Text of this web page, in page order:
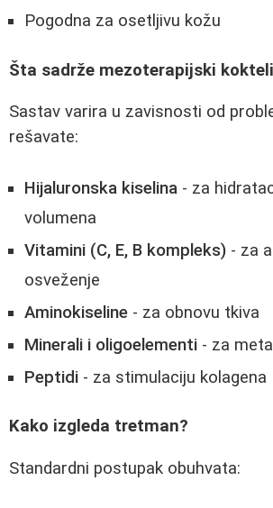
Pogodna za osetljivu kožu
Šta sadrže mezoterapijski
Sastav varira u zavisnosti od
rešavate:
Hijaluronska kiselina - za
volumena
Vitamini (C, E, B kompleks) - za
osveženje
Aminokiseline - za obnovu tkiva
Minerali i oligoelementi - za
Peptidi - za stimulaciju kolagena
Kako izgleda tretman?
Standardni postupak obuhvata: